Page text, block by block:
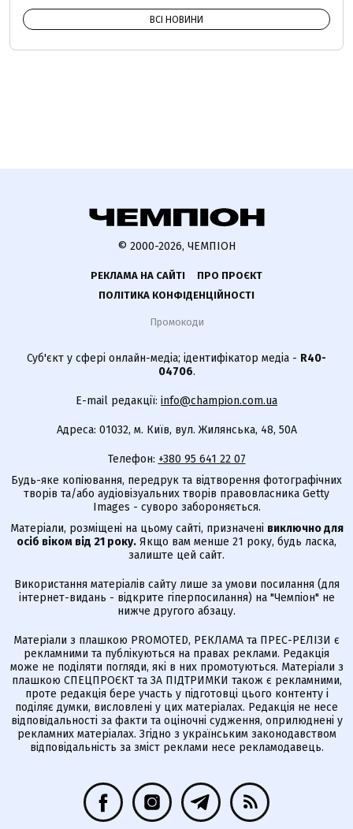
ВСІ НОВИНИ
© 2000-2026, ЧЕМПІОН
РЕКЛАМА НА САЙТІ
ПРО ПРОЄКТ
ПОЛІТИКА КОНФІДЕНЦІЙНОСТІ
Промокоди
Суб'єкт у сфері онлайн-медіа; ідентифікатор медіа - R40-
04706.
E-mail редакції: info@champion.com.ua
Адреса: 01032, м. Київ, вул. Жилянська, 48, 50А
Телефон: +380 95 641 22 07
Будь-яке копіювання, передрук та відтворення фотографічних
творів та/або аудіовізуальних творів правовласника Getty
Images - суворо забороняється.
Матеріали, розміщені на цьому сайті, призначені виключно для
осіб віком від 21 року. Якщо вам менше 21 року, будь ласка,
залиште цей сайт.
Використання матеріалів сайту лише за умови посилання (для
інтернет-видань - відкрите гіперпосилання) на "Чемпіон" не
нижче другого абзацу.
Матеріали з плашкою PROMOTED, РЕКЛАМА та ПРЕС-РЕЛІЗИ є
рекламними та публікуються на правах реклами. Редакція
може не поділяти погляди, які в них промотуються. Матеріали з
плашкою СПЕЦПРОЄКТ та ЗА ПІДТРИМКИ також є рекламними,
проте редакція бере участь у підготовці цього контенту і
поділяє думки, висловлені у цих матеріалах. Редакція не несе
відповідальності за факти та оціночні судження, оприлюднені у
рекламних матеріалах. Згідно з українським законодавством
відповідальність за зміст реклами несе рекламодавець.